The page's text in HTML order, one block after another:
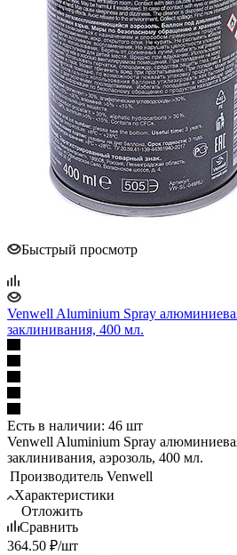
Быстрый просмотр
Venwell Aluminium Spray
заклинивания, 400 мл.
Есть в наличии: 46 шт
Venwell Aluminium Spray
заклинивания, аэрозоль, 400 мл.
Производитель Venwell
Характеристики
Отложить
Сравнить
364.50 ₽/шт